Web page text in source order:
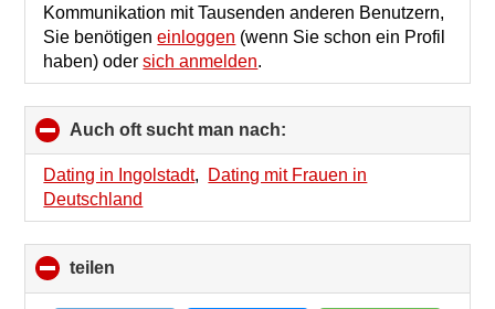
Kommunikation mit Tausenden anderen Benutzern,
Sie benötigeneinloggen (wenn Sie schon ein Profil
haben) odersich anmelden.
Auch oft sucht man nach:
to
collapse
Dating in Ingolstadt, Dating mit Frauen in
Deutschland
teilen
to